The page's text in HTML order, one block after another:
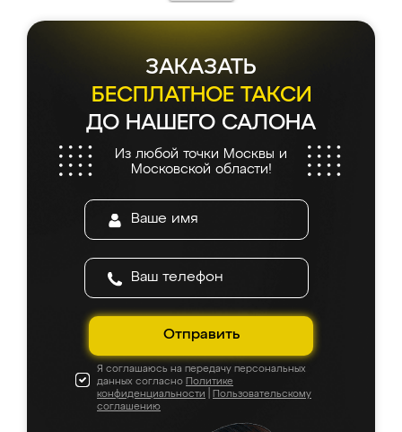
ЗАКАЗАТЬ
БЕСПЛАТНОЕ ТАКСИ
ДО НАШЕГО САЛОНА
Из любой точки Москвы и
Московской области!
Отправить
Я соглашаюсь на передачу персональных
данных согласно Политике
конфиденциальности
Пользовательскому
соглашению